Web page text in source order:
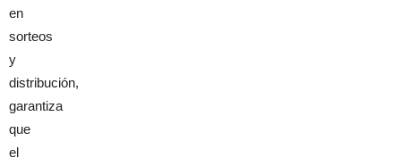
en
sorteos
y
distribución,
garantiza
que
el